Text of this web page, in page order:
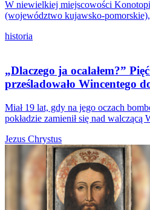
W niewielkiej miejscowości
(województwo kujawsko-
historia
„Dlaczego ja ocalałem?”
prześladowało Wincentego
Miał 19 lat, gdy na jego oczach
pokładzie zamienił się nad walczącą
Jezus Chrystus